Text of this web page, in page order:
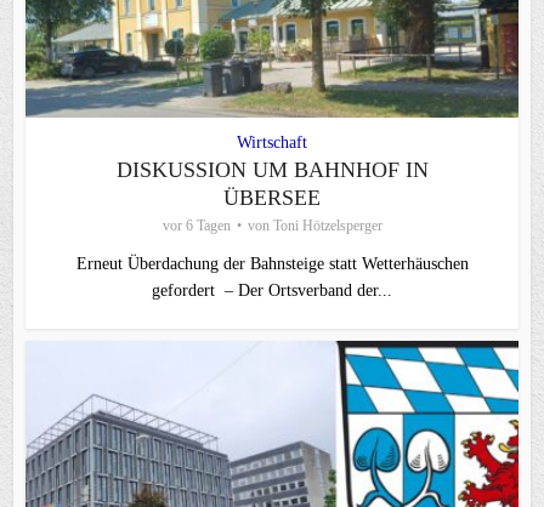
Wirtschaft
DISKUSSION UM BAHNHOF IN
ÜBERSEE
vor 6 Tagen von Toni Hötzelsperger
Erneut Überdachung der Bahnsteige statt Wetterhäuschen
gefordert – Der Ortsverband der...